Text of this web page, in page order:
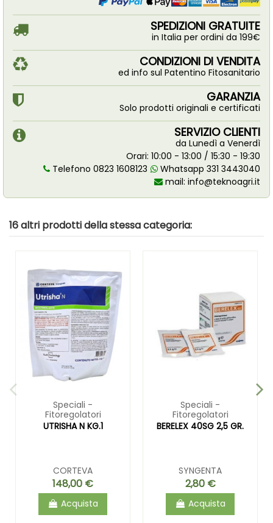
SPEDIZIONI GRATUITE
in Italia per ordini da 199€
CONDIZIONI DI VENDITA
ed info sul Patentino Fitosanitario
GARANZIA
Solo prodotti originali e certificati
SERVIZIO CLIENTI
da Lunedì a Venerdì
Orari: 10:00 - 13:00 / 15:30 - 19:30
Telefono 0823 1608123
Whatsapp 331 3443040
mail: info@teknoagri.it
16 altri prodotti della stessa categoria:
Speciali -
Fitoregolatori
UTRISHA N KG.1
CORTEVA
148,00 €
Acquista
Speciali -
Fitoregolatori
BERELEX 40SG 2,5 GR.
SYNGENTA
2,80 €
Acquista